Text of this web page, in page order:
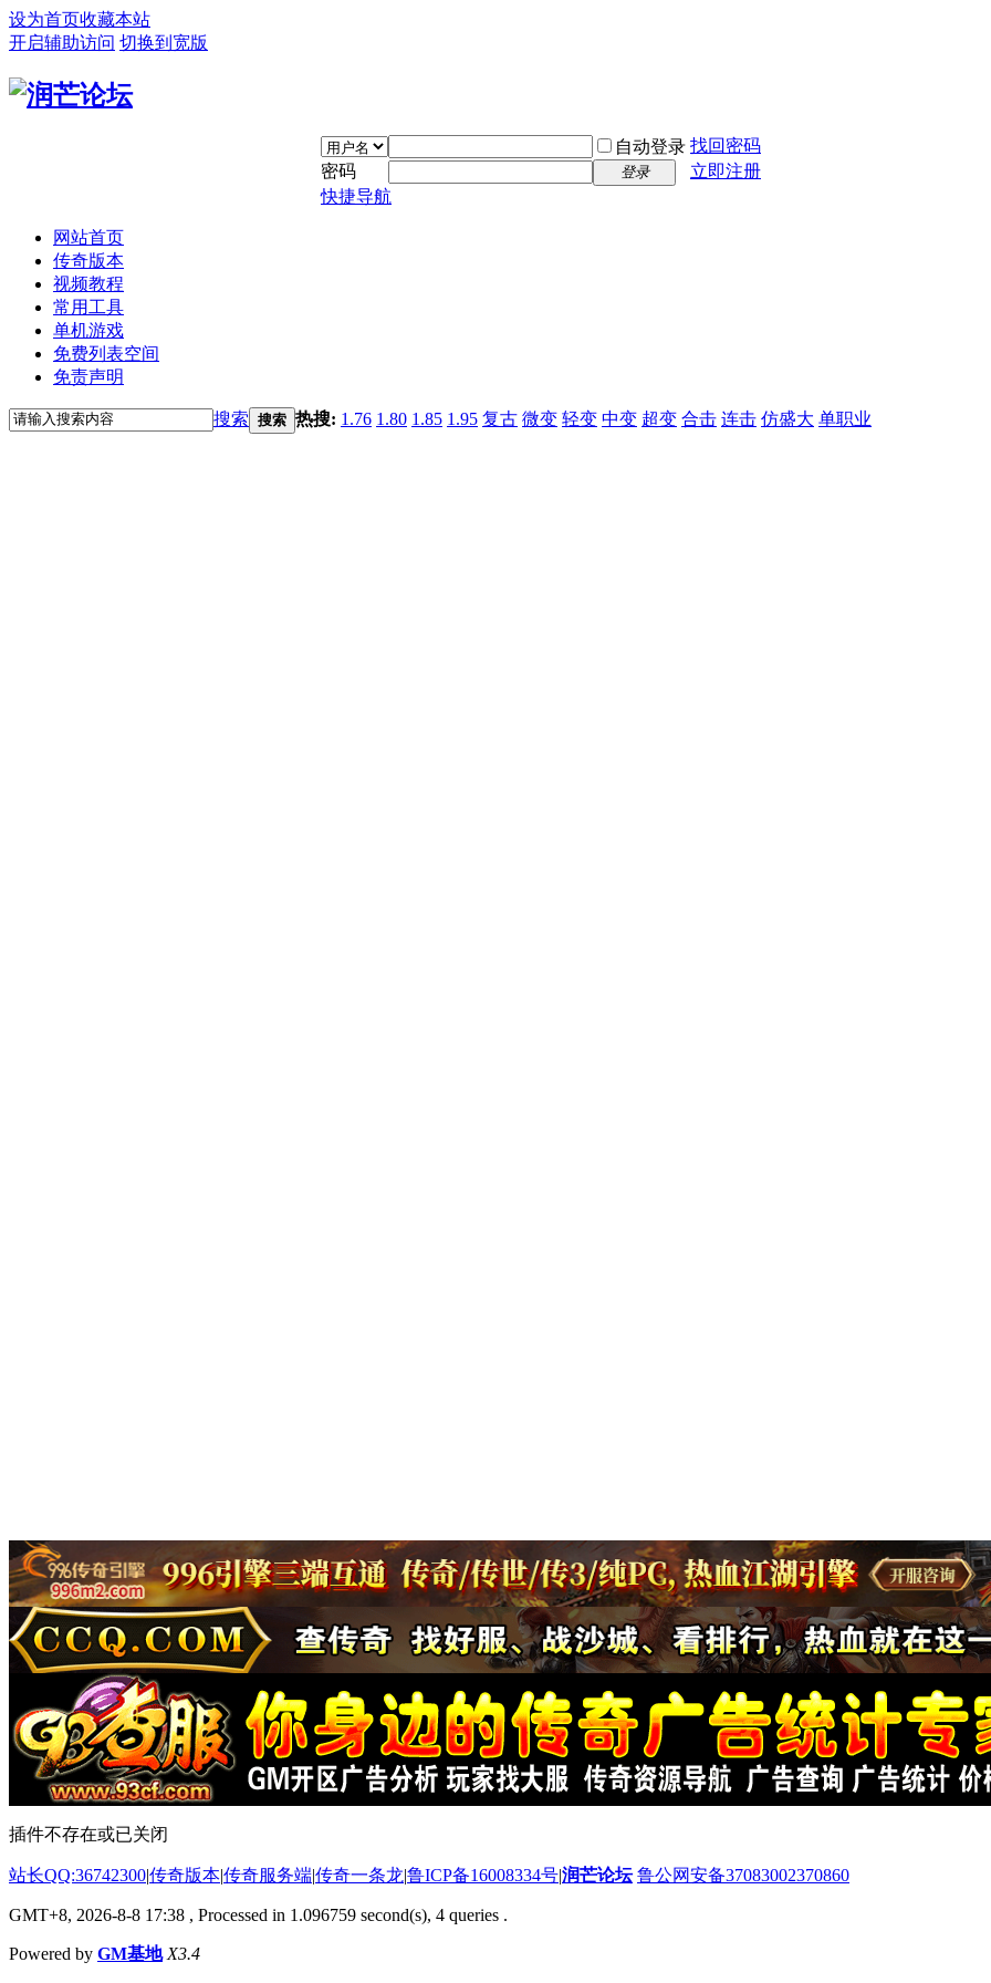
设为首页收藏本站
开启辅助访问 切换到宽版
自动登录 找回密码
密码
登录
立即注册
快捷导航
网站首页
传奇版本
视频教程
常用工具
单机游戏
免费列表空间
免责声明
搜索 搜索 热搜: 1.76 1.80 1.85 1.95 复古 微变 轻变 中变 超变 合击 连击 仿盛大 单职业
插件不存在或已关闭
站长QQ:36742300|传奇版本|传奇服务端|传奇一条龙|鲁ICP备16008334号|润芒论坛 鲁公网安备37083002370860
GMT+8, 2026-8-8 17:38 , Processed in 1.096759 second(s), 4 queries .
Powered by GM基地 X3.4